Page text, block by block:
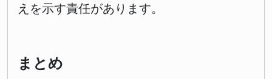
えを示す責任があります。
まとめ